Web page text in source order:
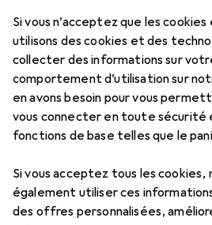
Si vous n’acceptez que les
utilisons des cookies et des
collecter des informations sur
comportement d’utilisation sur
en avons besoin pour vous
vous connecter en toute sécurité
fonctions de base telles que le
Si vous acceptez tous les cookies,
également utiliser ces
des offres personnalisées,
5 images
REMISE QUANTITATIVE
Câble micro
connecteurs à angle
- 2m - USB A vers
2 m, USB 2.0
EUR
10,18 économisez EUR
2,62